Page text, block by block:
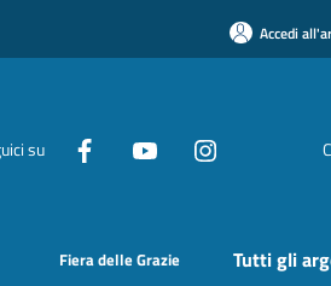
Accedi
su
Fiera delle Grazie Tutti gli